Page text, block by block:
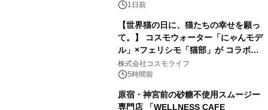
1日前
【世界猫の日に、猫たちの幸せを願っ
て。】 コスモウォーター「にゃんモデ
ル」×フェリシモ「猫部」が コラボキ
ャンペーンを実施
株式会社コスモライフ
5時間前
原宿・神宮前の砂糖不使用スムージー
専門店 「WELLNESS CAFE